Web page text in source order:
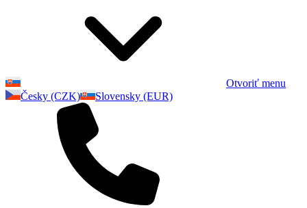
Otvoriť menu
Česky (CZK)
Slovensky (EUR)